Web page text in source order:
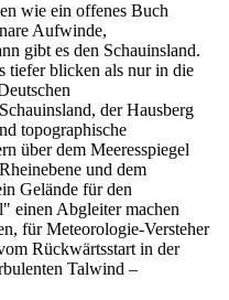
wie ein offenes Buch
Aufwinde,
gibt es den Schauinsland.
tiefer blicken als nur in die
der Hausberg
topographische
über dem Meeresspiegel
und dem
Gelände für den
einen Abgleiter machen
für Meteorologie-Versteher
Rückwärtsstart in der
Talwind –